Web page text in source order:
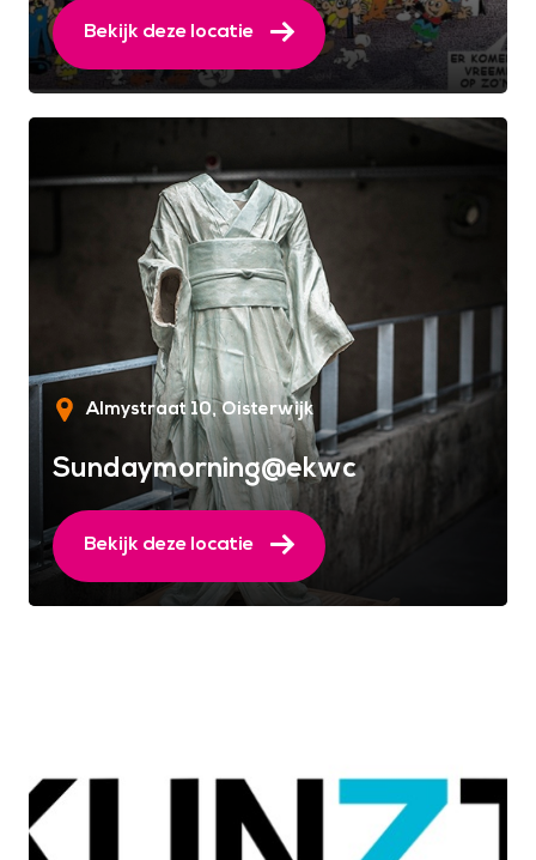
Bekijk deze locatie
Almystraat 10 Oisterwijk
Sundaymorning@ekwc
Bekijk deze locatie